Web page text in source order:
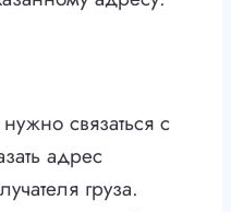
связаться с
адрес
груза.